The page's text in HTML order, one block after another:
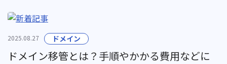
2025.08.27 ドメイン
ドメイン移管とは？手順やかかる費用などに